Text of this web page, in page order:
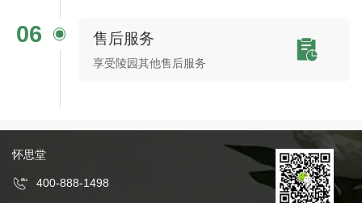
06 售后服务
享受陵园其他售后服务
怀思堂
400-888-1498